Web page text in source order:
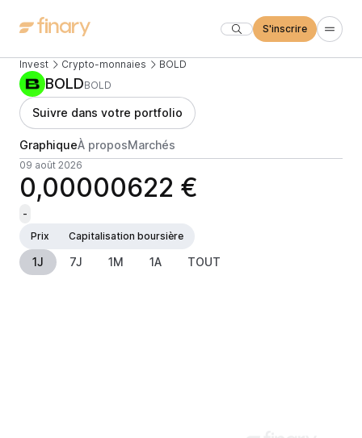
S'inscrire
Invest Crypto-monnaies BOLD
BOLDBOLD
Suivre dans votre portfolio
GraphiqueÀ proposMarchés
09 août 2026
0,00000622 €
-
Prix
Capitalisation boursière
1J 7J 1M 1A TOUT